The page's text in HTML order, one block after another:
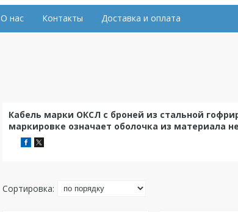
О нас Контакты Доставка и оплата
Кабель марки ОКСЛ с броней из стальной
маркировке означает оболочка из материала